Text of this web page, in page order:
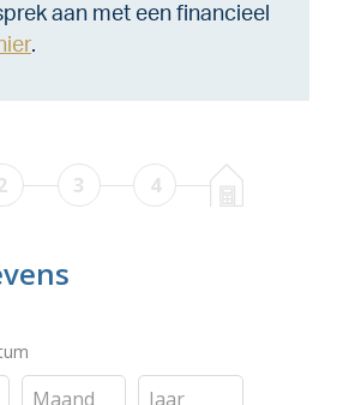
aan met een financieel
.